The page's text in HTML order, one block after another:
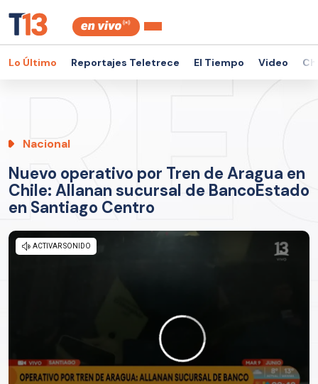
Lo Último Reportajes Teletrece El Tiempo Video
Nacional
Nuevo operativo por Tren de Aragua en
Chile: Allanan sucursal de BancoEstado
en Santiago Centro